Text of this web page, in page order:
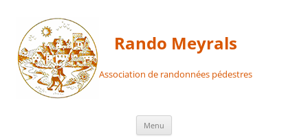
contenu
Rando Meyrals
Association de randonnées pédestres
Menu